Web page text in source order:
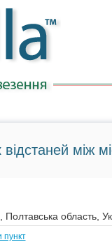
відстаней між
пункт